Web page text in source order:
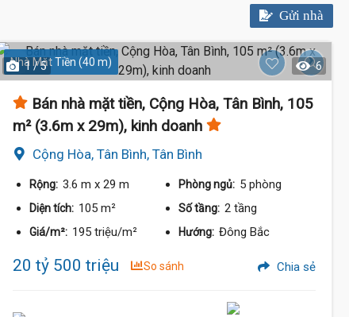
Gửi nhà
Nhà Mặt Tiền (40 m)
1 / 5 6
Bán nhà mặt tiền, Cộng Hòa, Tân Bình, 105
m² (3.6m x 29m), kinh doanh
Cộng Hòa, Tân Bình, Tân Bình
Rộng: 3.6 m x 29 m Phòng ngủ: 5 phòng
Diện tích: 105 m² Số tầng: 2 tầng
Giá/m²: 195 triệu/m² Hướng: Đông Bắc
20 tỷ 500 triệu So sánh Chia sẻ